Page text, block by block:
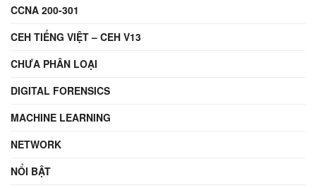
CCNA 200-301
CEH TIẾNG VIỆT – CEH V13
CHƯA PHÂN LOẠI
DIGITAL FORENSICS
MACHINE LEARNING
NETWORK
NỔI BẬT